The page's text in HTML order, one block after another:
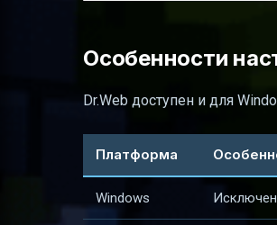
Особенности
Dr.Web доступен и для
Платформа
Windows